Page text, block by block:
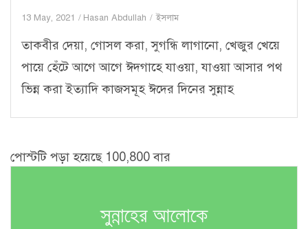
13 May, 2021 Hasan Abdullah ইসলাম
তাকবীর দেয়া, গোসল করা, সুগন্ধি লাগানো, খেজুর খেয়ে
পায়ে হেঁটে আগে আগে ঈদগাহে যাওয়া, যাওয়া আসার পথ
ভিন্ন করা ইত্যাদি কাজসমূহ ঈদের দিনের সুন্নাহ
পোস্টটি পড়া হয়েছে 100,800 বার